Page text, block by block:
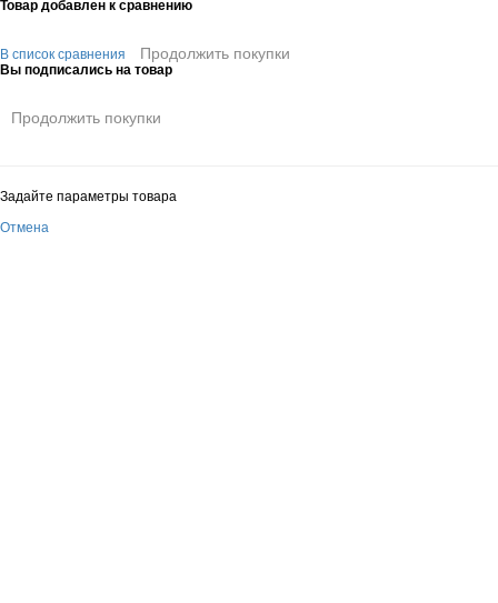
Товар добавлен к сравнению
В список сравнения Продолжить покупки
Вы подписались на товар
Продолжить покупки
Задайте параметры товара
Отмена